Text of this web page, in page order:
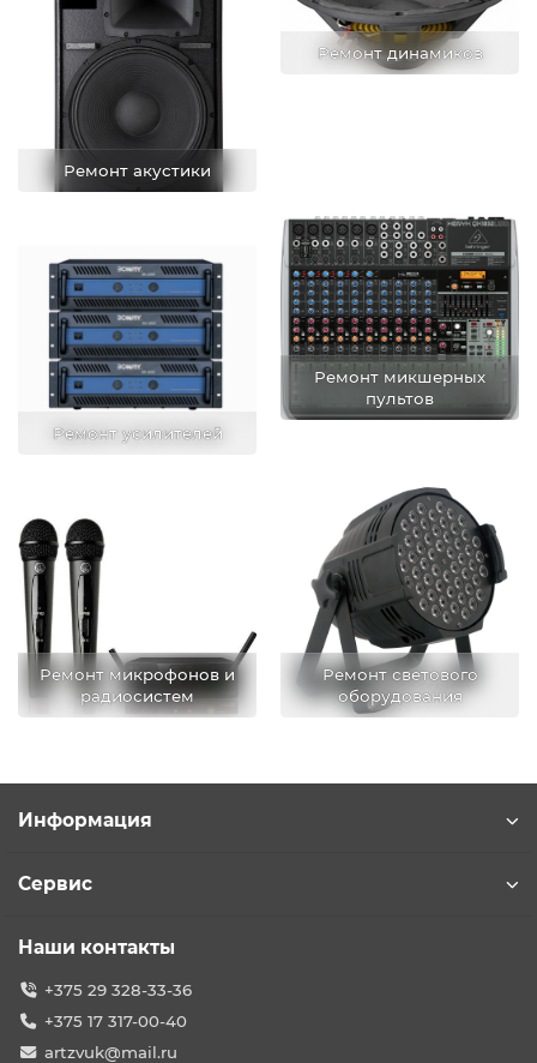
Ремонт акустики
Ремонт динамиков
Ремонт усилителей
Ремонт микшерных
пультов
Ремонт микрофонов и
радиосистем
Ремонт светового
оборудования
Информация
Сервис
Наши контакты
+375 29 328-33-36
+375 17 317-00-40
artzvuk@mail.ru